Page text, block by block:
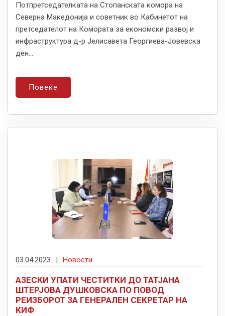
Потпретседателката на Стопанската комора на
Северна Македонија и советник во Кабинетот на
претседателот на Комората за економски развој и
инфраструктура д-р Јелисавета Георгиева-Јовевска
ден...
Повеќе
03.04.2023 | Новости
АЗЕСКИ УПАТИ ЧЕСТИТКИ ДО ТАТЈАНА
ШТЕРЈОВА ДУШКОВСКА ПО ПОВОД
РЕИЗБОРОТ ЗА ГЕНЕРАЛЕН СЕКРЕТАР НА
КИФ